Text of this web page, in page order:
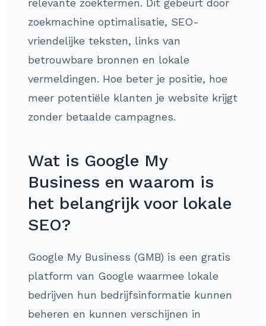
relevante zoektermen. Dit gebeurt door
zoekmachine optimalisatie, SEO-
vriendelijke teksten, links van
betrouwbare bronnen en lokale
vermeldingen. Hoe beter je positie, hoe
meer potentiële klanten je website krijgt
zonder betaalde campagnes.
Wat is Google My
Business en waarom is
het belangrijk voor lokale
SEO?
Google My Business (GMB) is een gratis
platform van Google waarmee lokale
bedrijven hun bedrijfsinformatie kunnen
beheren en kunnen verschijnen in